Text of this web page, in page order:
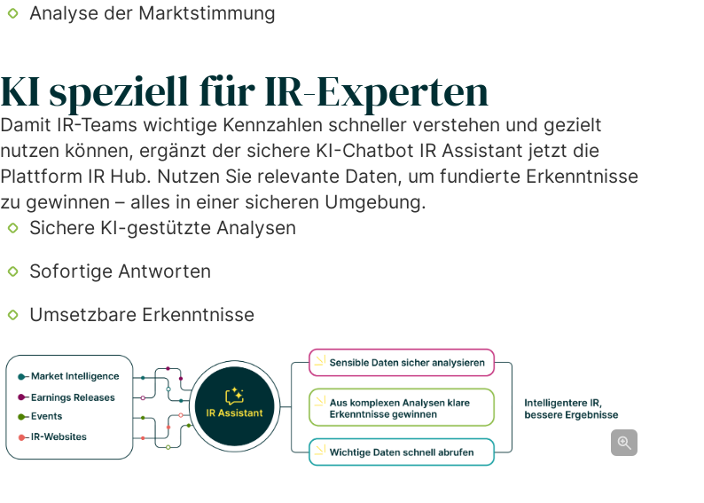
Analyse der Marktstimmung
KI speziell für IR-Experten
Damit IR-Teams wichtige Kennzahlen schneller verstehen und gezielt
nutzen können, ergänzt der sichere KI-Chatbot IR Assistant jetzt die
Plattform IR Hub. Nutzen Sie relevante Daten, um fundierte Erkenntnisse
zu gewinnen – alles in einer sicheren Umgebung.
Sichere KI-gestützte Analysen
Sofortige Antworten
Umsetzbare Erkenntnisse